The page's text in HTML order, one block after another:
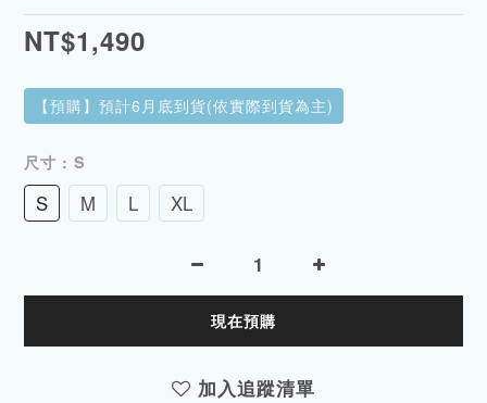
NT$1,490
【預購】預計6月底到貨(依實際到貨為主)
尺寸 : S
S M L XL
現在預購
加入追蹤清單